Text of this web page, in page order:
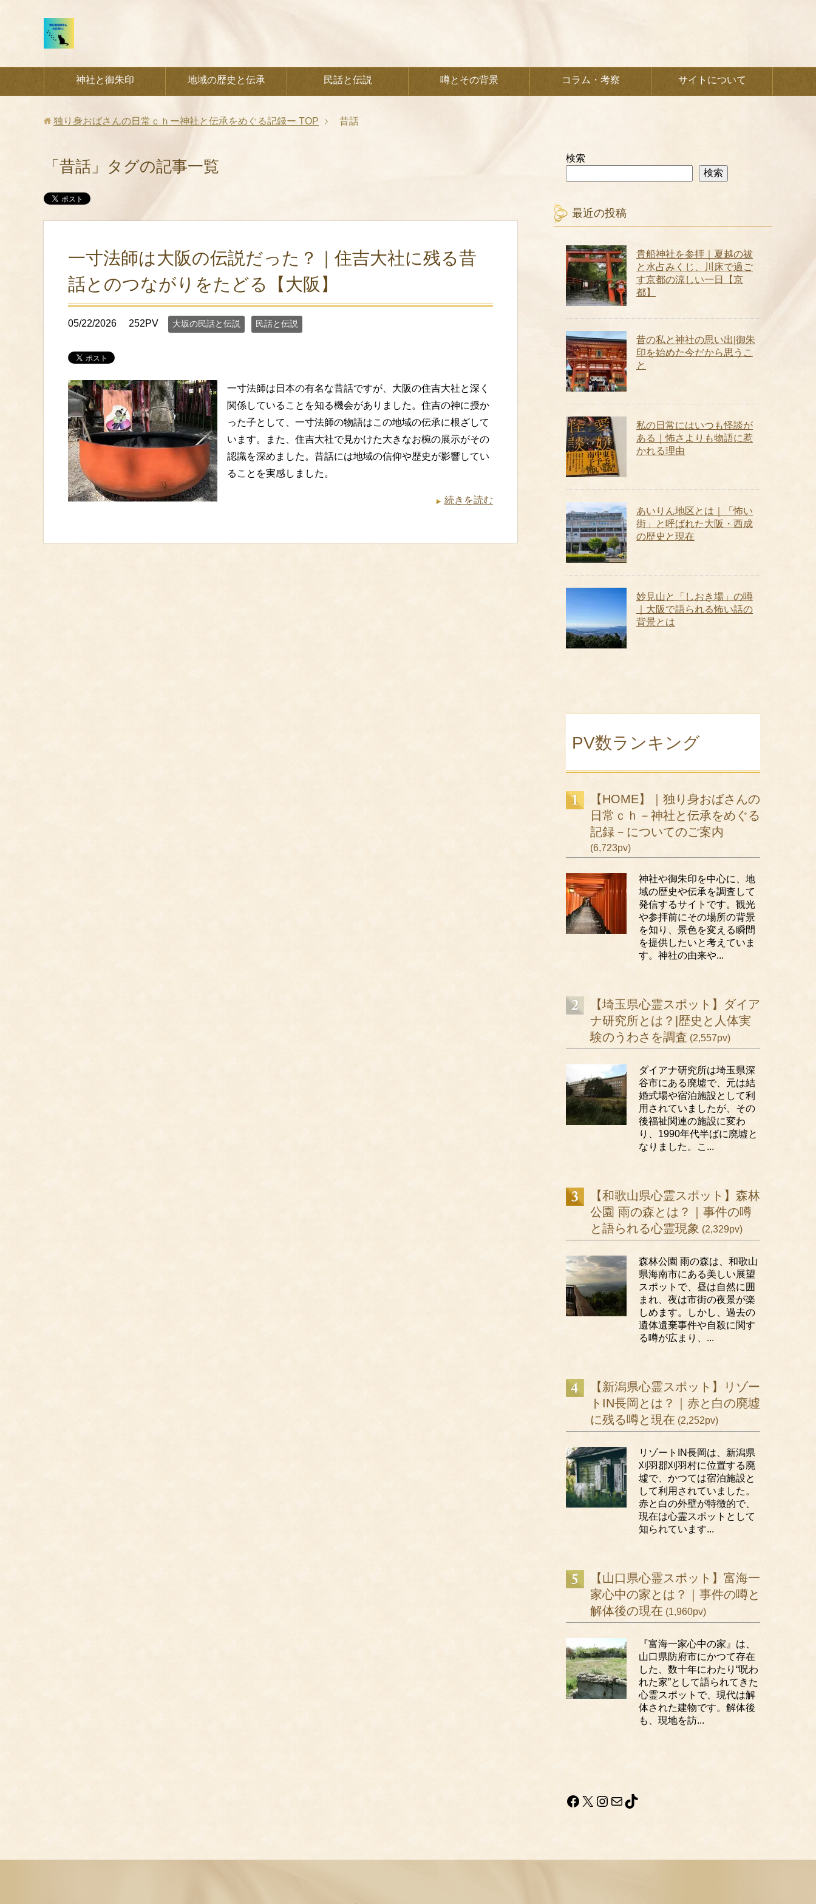
神社と御朱印 地域の歴史と伝承 民話と伝説 噂とその背景 コラム・考察 サイトについて
独り身おばさんの日常ｃｈー神社と伝承をめぐる記録ー TOP 昔話
「昔話」タグの記事一覧
一寸法師は大阪の伝説だった？｜住吉大社に残る昔
話とのつながりをたどる【大阪】
05/22/2026 252PV 大坂の民話と伝説 民話と伝説
一寸法師は日本の有名な昔話ですが、大阪の住吉大社と深く
関係していることを知る機会がありました。住吉の神に授か
った子として、一寸法師の物語はこの地域の伝承に根ざして
います。また、住吉大社で見かけた大きなお椀の展示がその
認識を深めました。昔話には地域の信仰や歴史が影響してい
ることを実感しました。
続きを読む
検索
検索
最近の投稿
貴船神社を参拝｜夏越の祓
と水占みくじ、川床で過ご
す京都の涼しい一日【京
都】
昔の私と神社の思い出|御朱
印を始めた今だから思うこ
と
私の日常にはいつも怪談が
ある｜怖さよりも物語に惹
かれる理由
あいりん地区とは｜「怖い
街」と呼ばれた大阪・西成
の歴史と現在
妙見山と「しおき場」の噂
｜大阪で語られる怖い話の
背景とは
PV数ランキング
【HOME】｜独り身おばさんの
日常ｃｈ－神社と伝承をめぐる
記録－についてのご案内
(6,723pv)
神社や御朱印を中心に、地
域の歴史や伝承を調査して
発信するサイトです。観光
や参拝前にその場所の背景
を知り、景色を変える瞬間
を提供したいと考えていま
す。神社の由来や...
【埼玉県心霊スポット】ダイア
ナ研究所とは？|歴史と人体実
験のうわさを調査 (2,557pv)
ダイアナ研究所は埼玉県深
谷市にある廃墟で、元は結
婚式場や宿泊施設として利
用されていましたが、その
後福祉関連の施設に変わ
り、1990年代半ばに廃墟と
なりました。こ...
【和歌山県心霊スポット】森林
公園 雨の森とは？｜事件の噂
と語られる心霊現象 (2,329pv)
森林公園 雨の森は、和歌山
県海南市にある美しい展望
スポットで、昼は自然に囲
まれ、夜は市街の夜景が楽
しめます。しかし、過去の
遺体遺棄事件や自殺に関す
る噂が広まり、...
【新潟県心霊スポット】リゾー
トIN長岡とは？｜赤と白の廃墟
に残る噂と現在 (2,252pv)
リゾートIN長岡は、新潟県
刈羽郡刈羽村に位置する廃
墟で、かつては宿泊施設と
して利用されていました。
赤と白の外壁が特徴的で、
現在は心霊スポットとして
知られています...
【山口県心霊スポット】富海一
家心中の家とは？｜事件の噂と
解体後の現在 (1,960pv)
『富海一家心中の家』は、
山口県防府市にかつて存在
した、数十年にわたり“呪わ
れた家”として語られてきた
心霊スポットで、現代は解
体された建物です。解体後
も、現地を訪...
Facebook
X Instagram
メールTikTok